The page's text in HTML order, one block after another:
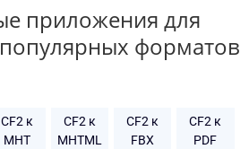
приложения для
форматов
CF2 к
MHT
CF2 к
MHTML
CF2 к
FBX
CF2 к
PDF